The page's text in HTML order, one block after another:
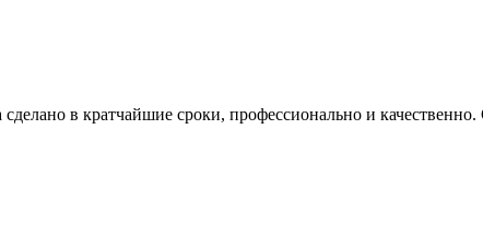
сделано в кратчайшие сроки, профессионально и